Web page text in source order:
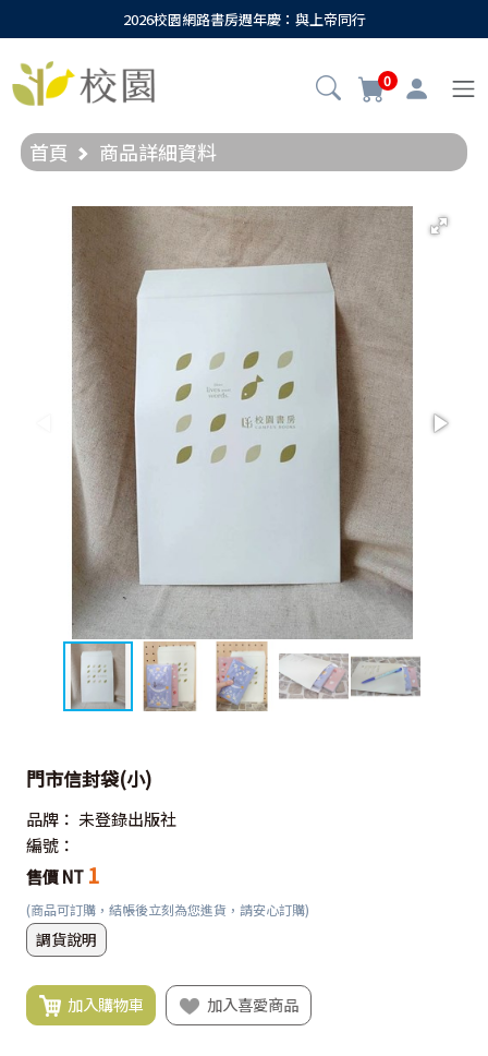
2026校園網路書房週年慶：與上帝同行
0
首頁 商品詳細資料
門市信封袋(小)
品牌： 未登錄出版社
編號：
售價 NT 1
(商品可訂購，結帳後立刻為您進貨，請安心訂購)
調貨說明
加入購物車 加入喜愛商品